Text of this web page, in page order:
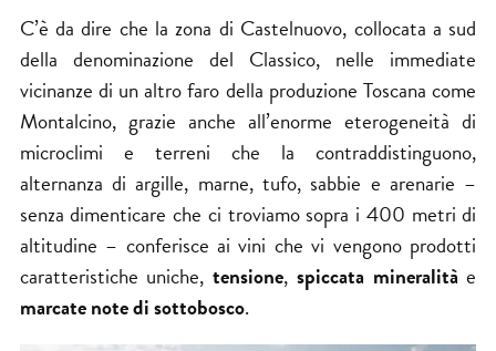
C’è da dire che la zona di Castelnuovo, collocata a sud
della denominazione del Classico, nelle immediate
vicinanze di un altro faro della produzione Toscana come
Montalcino, grazie anche all’enorme eterogeneità di
microclimi e terreni che la contraddistinguono,
alternanza di argille, marne, tufo, sabbie e arenarie –
senza dimenticare che ci troviamo sopra i 400 metri di
altitudine – conferisce ai vini che vi vengono prodotti
caratteristiche uniche,tensione, spiccata mineralità e
marcate note di sottobosco.